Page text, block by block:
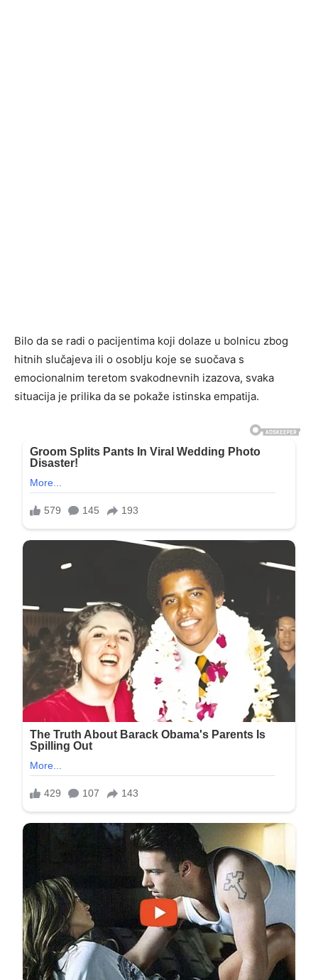
Bilo da se radi o pacijentima koji dolaze u bolnicu zbog
hitnih slučajeva ili o osoblju koje se suočava s
emocionalnim teretom svakodnevnih izazova, svaka
situacija je prilika da se pokaže istinska empatija.